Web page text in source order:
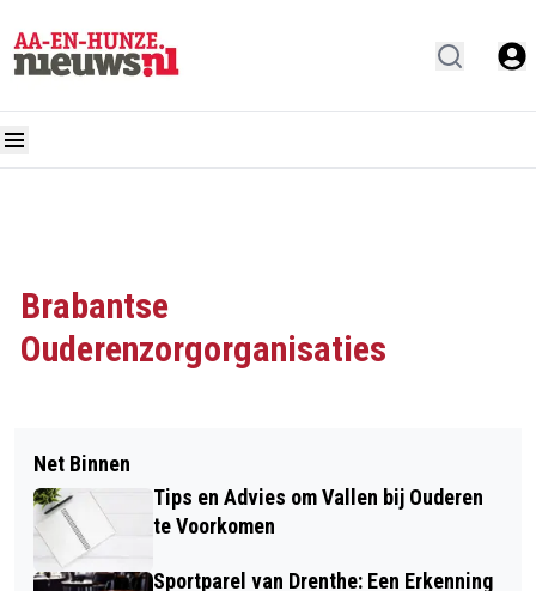
Brabantse
Ouderenzorgorganisaties
Net Binnen
Tips en Advies om Vallen bij Ouderen
te Voorkomen
Sportparel van Drenthe: Een Erkenning